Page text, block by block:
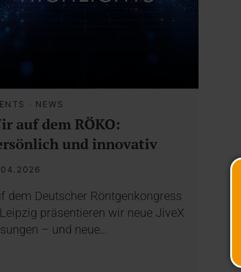
· NEWS
auf dem RÖKO:
und innovativ
dem Deutscher Röntgenkongress
präsentieren wir neue JiveX
– und neue…